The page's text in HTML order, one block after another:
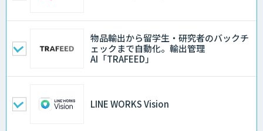
物品輸出から留学生・研究者のバックチ
ェックまで自動化。輸出管理
AI「TRAFEED」
LINE WORKS Vision